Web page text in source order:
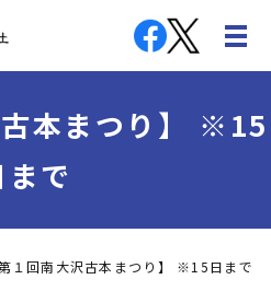
古本まつり】 ※15
まで
第１回南大沢古本まつり】 ※15日まで